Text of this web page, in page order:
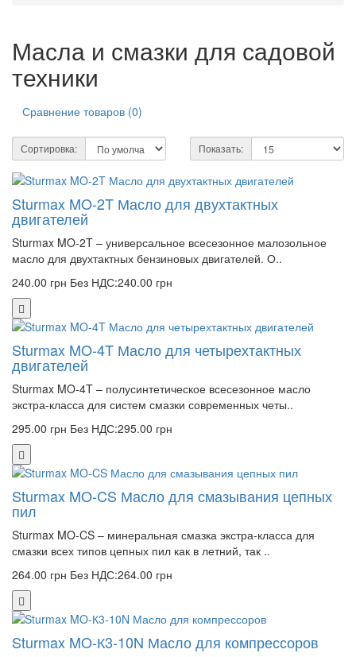
Масла и смазки для садовой
техники
Сравнение товаров (0)
Сортировка: Показать:
Sturmax MO-2T Масло для двухтактных
двигателей
Sturmax MO-2T – универсальное всесезонное малозольное
масло для двухтактных бензиновых двигателей. О..
240.00 грн Без НДС:240.00 грн
Sturmax MO-4T Масло для четырехтактных
двигателей
Sturmax MO-4T – полусинтетическое всесезонное масло
экстра-класса для систем смазки современных четы..
295.00 грн Без НДС:295.00 грн
Sturmax MO-CS Масло для смазывания цепных
пил
Sturmax MO-CS – минеральная смазка экстра-класса для
смазки всех типов цепных пил как в летний, так ..
264.00 грн Без НДС:264.00 грн
Sturmax MO-К3-10N Масло для компрессоров